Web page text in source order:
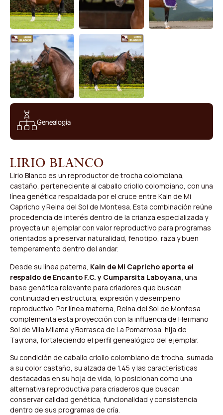
Genealogía
Lirio Blanco
Lirio Blanco es un reproductor de trocha colombiana,
castaño, perteneciente al caballo criollo colombiano, con una
línea genética respaldada por el cruce entre Kain de Mi
Capricho y Reina del Sol de Montesa. Esta combinación reúne
procedencia de interés dentro de la crianza especializada y
proyecta un ejemplar con valor reproductivo para programas
orientados a preservar naturalidad, fenotipo, raza y buen
temperamento dentro del andar.
Desde su línea paterna, Kain de Mi Capricho aporta el
respaldo de Encanto F.C. y Cumparsita Laboyana, una
base genética relevante para criadores que buscan
continuidad en estructura, expresión y desempeño
reproductivo. Por línea materna, Reina del Sol de Montesa
complementa esta proyección con la influencia de Hermano
Sol de Villa Milama y Borrasca de La Pomarrosa, hija de
Tayrona, fortaleciendo el perfil genealógico del ejemplar.
Su condición de caballo criollo colombiano de trocha, sumada
a su color castaño, su alzada de 1.45 y las características
destacadas en su hoja de vida, lo posicionan como una
alternativa reproductiva para criaderos que buscan
conservar calidad genética, funcionalidad y consistencia
dentro de sus programas de cría.